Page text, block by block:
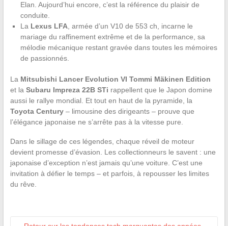
Elan. Aujourd’hui encore, c’est la référence du plaisir de
conduite.
La Lexus LFA, armée d’un V10 de 553 ch, incarne le
mariage du raffinement extrême et de la performance, sa
mélodie mécanique restant gravée dans toutes les mémoires
de passionnés.
La Mitsubishi Lancer Evolution VI Tommi Mäkinen Edition
et la Subaru Impreza 22B STi rappellent que le Japon domine
aussi le rallye mondial. Et tout en haut de la pyramide, la
Toyota Century– limousine des dirigeants – prouve que
l’élégance japonaise ne s’arrête pas à la vitesse pure.
Dans le sillage de ces légendes, chaque réveil de moteur
devient promesse d’évasion. Les collectionneurs le savent : une
japonaise d’exception n’est jamais qu’une voiture. C’est une
invitation à défier le temps – et parfois, à repousser les limites
du rêve.